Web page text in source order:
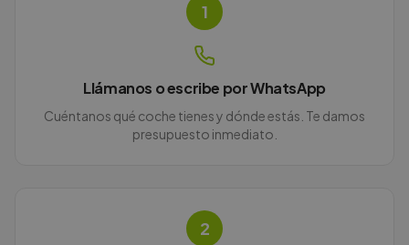
1
Llámanos o escribe por WhatsApp
Cuéntanos qué coche tienes y dónde estás. Te damos
presupuesto inmediato.
2